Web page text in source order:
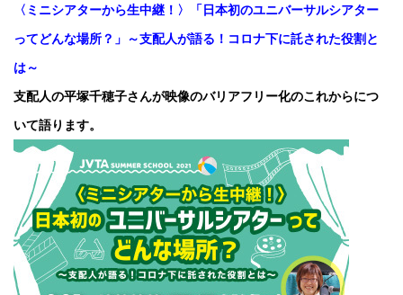
〈ミニシアターから生中継！〉「日本初のユニバーサルシアター
ってどんな場所？」～支配人が語る！コロナ下に託された役割と
は～
支配人の平塚千穂子さんが映像のバリアフリー化のこれからにつ
いて語ります。